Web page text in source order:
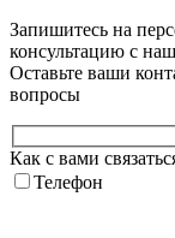
Запишитесь на
консультацию с
Оставьте ваши
вопросы
Как с вами
Телефон